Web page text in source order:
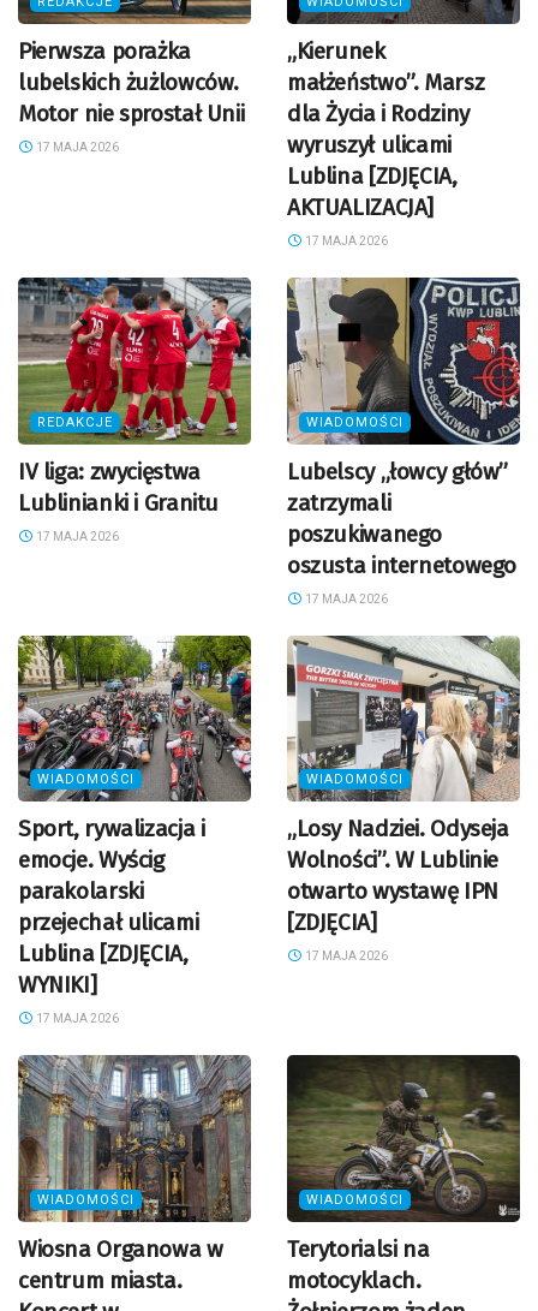
Pierwsza porażka
lubelskich żużlowców.
Motor nie sprostał Unii
17 MAJA 2026
„Kierunek
małżeństwo”. Marsz
dla Życia i Rodziny
wyruszył ulicami
Lublina [ZDJĘCIA,
AKTUALIZACJA]
17 MAJA 2026
REDAKCJE
IV liga: zwycięstwa
Lublinianki i Granitu
17 MAJA 2026
WIADOMOŚCI
Lubelscy „łowcy głów”
zatrzymali
poszukiwanego
oszusta internetowego
17 MAJA 2026
WIADOMOŚCI
Sport, rywalizacja i
emocje. Wyścig
parakolarski
przejechał ulicami
Lublina [ZDJĘCIA,
WYNIKI]
17 MAJA 2026
WIADOMOŚCI
„Losy Nadziei. Odyseja
Wolności”. W Lublinie
otwarto wystawę IPN
[ZDJĘCIA]
17 MAJA 2026
WIADOMOŚCI
Wiosna Organowa w
centrum miasta.
WIADOMOŚCI
Terytorialsi na
motocyklach.